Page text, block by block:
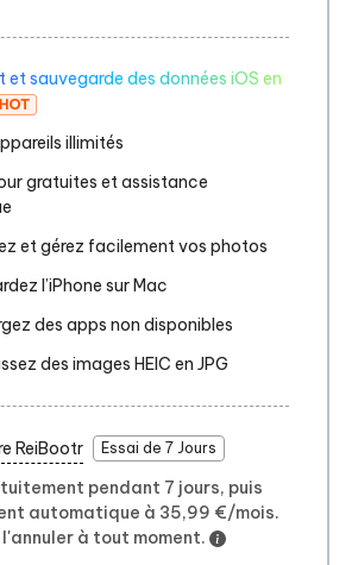
et sauvegarde des données iOS en
illimités
gratuites et assistance
et gérez facilement vos photos
l’iPhone sur Mac
des apps non disponibles
des images HEIC en JPG
ReiBootr Essai de 7 Jours
pendant 7 jours, puis
automatique à 35,99 €/mois.
l'annuler à tout moment.